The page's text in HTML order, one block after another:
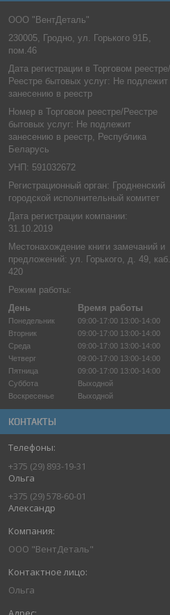
ООО "ВентДеталь"
230005, Гродно, ул. Горького 91Б,
пом.46
Дата регистрации в Торговом реестре/
Реестре бытовых услуг: Не подлежит
занесению в реестр
Номер в Торговом реестре/Реестре
бытовых услуг: Не подлежит
занесению в реестр, Республика
Беларусь
УНП: 591032672
Регистрационный орган: Гродненский
городской исполнительный комитет
Дата регистрации компании:
31.10.2019
Местонахождение книги замечаний и
предложений: ул. Горького, д. 49, каб.
420
Режим работы:
День
Время работы
Понедельник 09:00-17:00 13:00-14:00
Вторник
09:00-17:00 13:00-14:00
Среда
09:00-17:00 13:00-14:00
Четверг
09:00-17:00 13:00-14:00
Пятница
09:00-17:00 13:00-14:00
Суббота
Выходной
Воскресенье
Выходной
КОНТАКТЫ
+375 (29) 893-19-31
Ольга
+375 (29) 578-60-01
Александр
ООО "ВентДеталь"
Ольга